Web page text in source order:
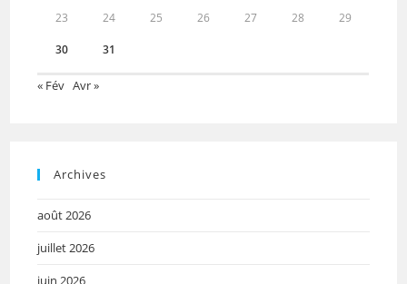
23 24 25 26 27 28 29
30 31
« Fév Avr »
Archives
août 2026
juillet 2026
juin 2026